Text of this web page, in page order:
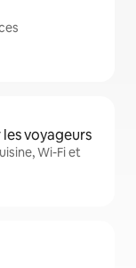
voyageurs
Wi-Fi et